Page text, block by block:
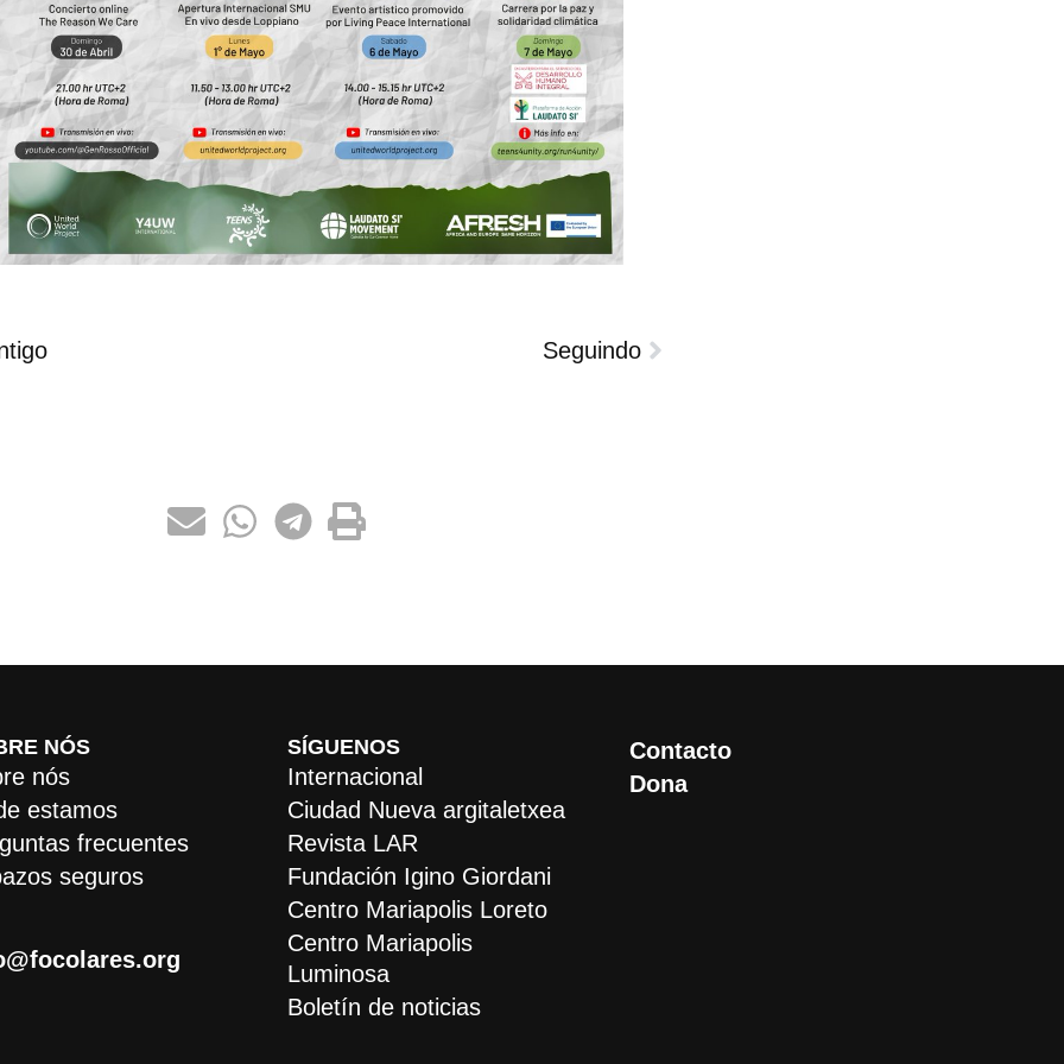
Seguindo
NÓS
nós
estamos
frecuentes
seguros
SÍGUENOS
Internacional
Ciudad Nueva argitaletxea
Revista LAR
Fundación Igino Giordani
Centro Mariapolis Loreto
Centro Mariapolis
Luminosa
Boletín de noticias
Contacto
Dona